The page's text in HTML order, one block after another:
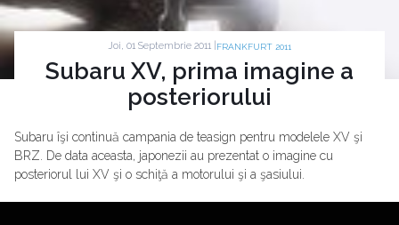
Joi, 01 Septembrie 2011 | FRANKFURT 2011
Subaru XV, prima imagine a
posteriorului
Subaru îşi continuă campania de teasign pentru modelele XV şi
BRZ. De data aceasta, japonezii au prezentat o imagine cu
posteriorul lui XV şi o schiţă a motorului şi a şasiului.